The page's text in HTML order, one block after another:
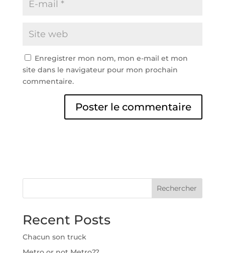
Enregistrer mon nom, mon e-mail et mon
site dans le navigateur pour mon prochain
commentaire.
i
e
Rechercher
Recent Posts
Chacun son truck